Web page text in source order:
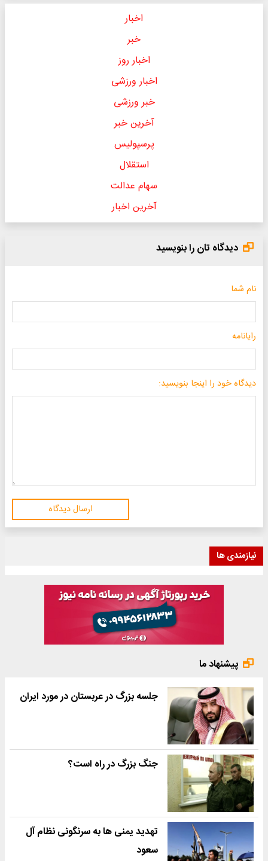
اخبار
خبر
اخبار روز
اخبار ورزشی
خبر ورزشی
آخرین خبر
پرسپولیس
استقلال
سهام عدالت
آخرین اخبار
دیدگاه تان را بنویسید
نام شما
رایانامه
دیدگاه خود را اینجا بنویسید:
ارسال دیدگاه
نیازمندی ها
پیشنهاد ما
جلسه بزرگ در عربستان در مورد ایران
جنگ بزرگ در راه است؟
تهدید یمنی ها به سرنگونی نظام آل
سعود